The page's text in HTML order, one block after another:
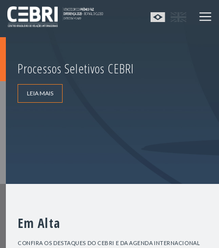
Processos Seletivos CEBRI
LEIA MAIS
Em Alta
CONFIRA OS DESTAQUES DO CEBRI E DA AGENDA INTERNACIONAL